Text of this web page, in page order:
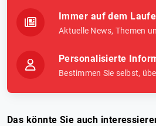
Immer auf dem
Aktuelle News, Themen
Personalisierte
Bestimmen Sie selbst,
Das könnte Sie auch